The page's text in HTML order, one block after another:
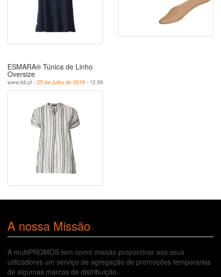
ESMARA® Túnica de Linho
Oversize
www.lidl.pt - 25 de Julho de 2019 - 12.99
A nossa Missão
A multiPROMOS tem como missão proporcinar aos seus
utilizadores um serviço de agregação de promoções temporarias
de algumas marcas de distribuição.